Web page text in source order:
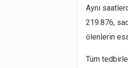
Aynı
219.876,
ölenlerin
Tüm